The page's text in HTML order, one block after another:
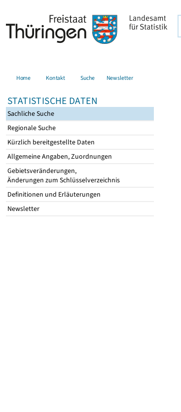
Home Kontakt Suche Newsletter
STATISTISCHE DATEN
Sachliche Suche
Regionale Suche
Kürzlich bereitgestellte Daten
Allgemeine Angaben, Zuordnungen
Gebietsveränderungen,
Änderungen zum Schlüsselverzeichnis
Definitionen und Erläuterungen
Newsletter